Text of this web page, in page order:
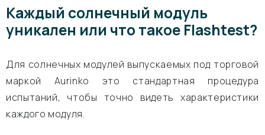
Каждый солнечный модуль
уникален или что такое Flashtest?
Для солнечных модулей выпускаемых под торговой
маркой Aurinko это стандартная процедура
испытаний, чтобы точно видеть характеристики
каждого модуля.